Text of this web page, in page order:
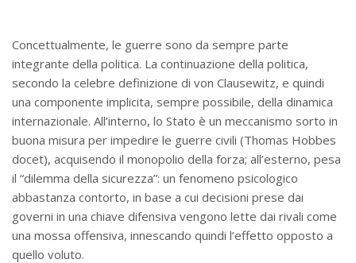
Concettualmente, le guerre sono da sempre parte
integrante della politica. La continuazione della politica,
secondo la celebre definizione di von Clausewitz, e quindi
una componente implicita, sempre possibile, della dinamica
internazionale. All’interno, lo Stato è un meccanismo sorto in
buona misura per impedire le guerre civili (Thomas Hobbes
docet), acquisendo il monopolio della forza; all’esterno, pesa
il “dilemma della sicurezza”: un fenomeno psicologico
abbastanza contorto, in base a cui decisioni prese dai
governi in una chiave difensiva vengono lette dai rivali come
una mossa offensiva, innescando quindi l’effetto opposto a
quello voluto.